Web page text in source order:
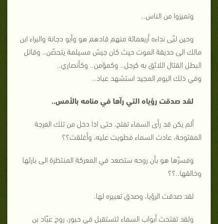
وتميزوا من الناس..
وحين لبّى نداءه أربعمائة منهم قادهم هو وأبو دجانة والبراء ابن
مالك الى حديقة الموت حيث كان جيش مسيلمة يتحصّن.. وقاتل
البطل القتال اللائق به كرجل.. وكمؤمن.. وكأنصاري..
وفي ذلك اليوم المجيد استشهد عباد..
لقد صدقت رؤياه التي رآها في منامه بالأمس..
ألم يكن قد رأى السماء تفتح، حتى اذا دخل من تلك الفرجة
المفتوحة، عادت السماء فطويت عليه، وأغلقت؟؟
وفسرّها هو بأن روحه ستصعد في المعركة المنتظرة الى بارئها
وخالقها..؟؟
لقد صدقت الرؤيا، وصدق تعبيره لها.
ولقد تفتحت أبواب السماء لتستقبل في حبور، روح عبّاد بن